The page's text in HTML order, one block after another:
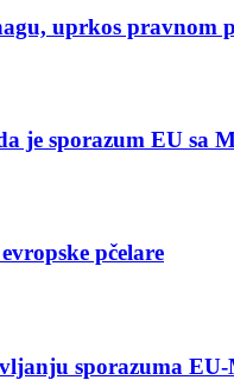
uprkos pravnom
je sporazum EU sa
pčelare
sporazuma